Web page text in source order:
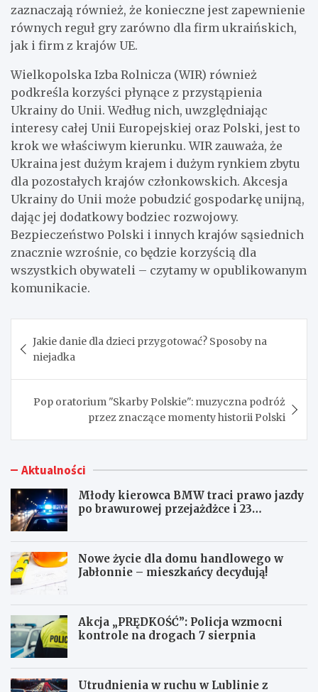
zaznaczają również, że konieczne jest zapewnienie
równych reguł gry zarówno dla firm ukraińskich,
jak i firm z krajów UE.
Wielkopolska Izba Rolnicza (WIR) również
podkreśla korzyści płynące z przystąpienia
Ukrainy do Unii. Według nich, uwzględniając
interesy całej Unii Europejskiej oraz Polski, jest to
krok we właściwym kierunku. WIR zauważa, że
Ukraina jest dużym krajem i dużym rynkiem zbytu
dla pozostałych krajów członkowskich. Akcesja
Ukrainy do Unii może pobudzić gospodarkę unijną,
dając jej dodatkowy bodziec rozwojowy.
Bezpieczeństwo Polski i innych krajów sąsiednich
znacznie wzrośnie, co będzie korzyścią dla
wszystkich obywateli – czytamy w opublikowanym
komunikacie.
wpisu
Jakie danie dla dzieci przygotować? Sposoby na
niejadka
Pop oratorium "Skarby Polskie": muzyczna podróż
przez znaczące momenty historii Polski
Aktualności
Młody kierowca BMW traci prawo jazdy
po brawurowej przejażdżce i 23
Nowe życie dla domu handlowego w
Jabłonnie – mieszkańcy decydują!
Akcja „PRĘDKOŚĆ”: Policja wzmocni
kontrole na drogach 7 sierpnia
Utrudnienia w ruchu w Lublinie z